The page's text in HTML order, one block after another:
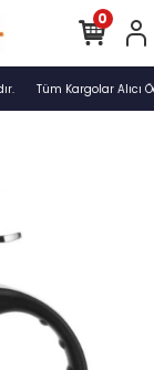
Tüm Kargolar Alıcı
0